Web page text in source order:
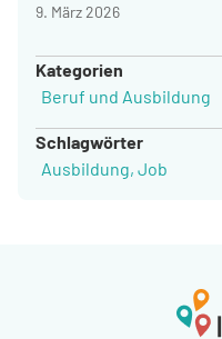
9. März 2026
Kategorien
Beruf und Ausbildung
Schlagwörter
Ausbildung, Job